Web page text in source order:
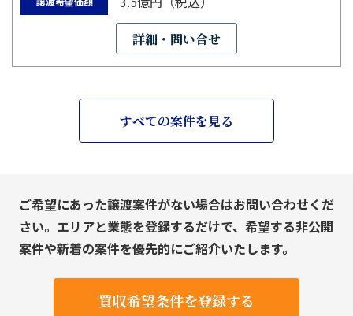
詳細・問い合せ
すべての案件を見る
ご希望にあった譲渡案件がない場合はお問い合わせくだ
さい。エリアと業態を登録するだけで、希望する非公開
案件や新着の案件を優先的にご紹介いたします。
買収希望条件を登録する